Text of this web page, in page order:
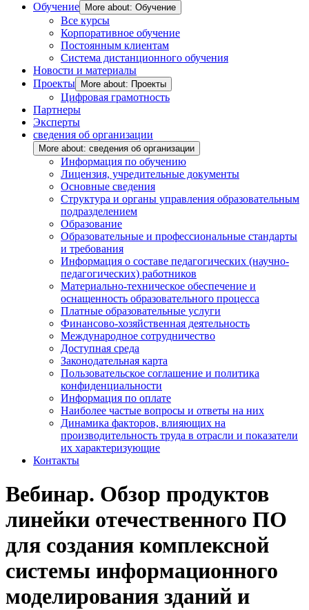
Обучение
More about: Обучение
Все курсы
Корпоративное обучение
Постоянным клиентам
Система дистанционного обучения
Новости и материалы
Проекты
More about: Проекты
Цифровая грамотность
Партнеры
Эксперты
сведения об организации
More about: сведения об организации
Информация по обучению
Лицензия, учредительные документы
Основные сведения
Структура и органы управления образовательным
подразделением
Образование
Образовательные и профессиональные стандарты
и требования
Информация о составе педагогических (научно-
педагогических) работников
Материально-техническое обеспечение и
оснащенность образовательного процесса
Платные образовательные услуги
Финансово-хозяйственная деятельность
Международное сотрудничество
Доступная среда
Законодательная карта
Пользовательское соглашение и политика
конфиденциальности
Информация по оплате
Наиболее частые вопросы и ответы на них
Динамика факторов, влияющих на
производительность труда в отрасли и показатели
их характеризующие
Контакты
Вебинар. Обзор продуктов
линейки отечественного ПО
для создания комплексной
системы информационного
моделирования зданий и